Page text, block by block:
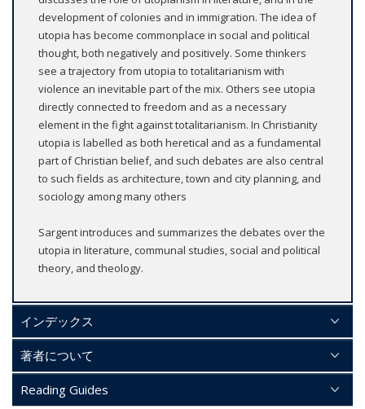
development of colonies and in immigration. The idea of
utopia has become commonplace in social and political
thought, both negatively and positively. Some thinkers
see a trajectory from utopia to totalitarianism with
violence an inevitable part of the mix. Others see utopia
directly connected to freedom and as a necessary
element in the fight against totalitarianism. In Christianity
utopia is labelled as both heretical and as a fundamental
part of Christian belief, and such debates are also central
to such fields as architecture, town and city planning, and
sociology among many others
Sargent introduces and summarizes the debates over the
utopia in literature, communal studies, social and political
theory, and theology.
インデックス
著者について
Reading Guides